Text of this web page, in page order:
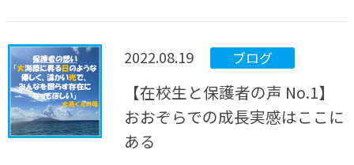
2022.08.19 ブログ
【在校生と保護者の声 No.1】
おおぞらでの成長実感はここに
ある